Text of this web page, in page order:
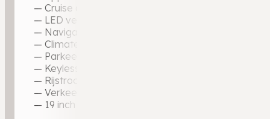
— Cruise control
— LED verlichting
— Navigatiesysteem
— Climate control
— Parkeersensoren voor + achter
— Keyless start
— Rijstrookassistent
— Verkeersbordherkenning
— 19 inch lichtmetalen velgen